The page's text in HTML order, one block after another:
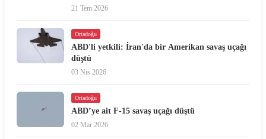
21 Tem 2026
Ortadoğu
ABD'li yetkili: İran'da bir Amerikan savaş uçağı
düştü
03 Nis 2026
Ortadoğu
ABD’ye ait F-15 savaş uçağı düştü
02 Mar 2026